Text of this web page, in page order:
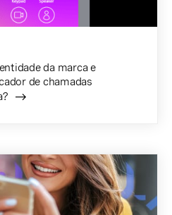
da marca e
de chamadas